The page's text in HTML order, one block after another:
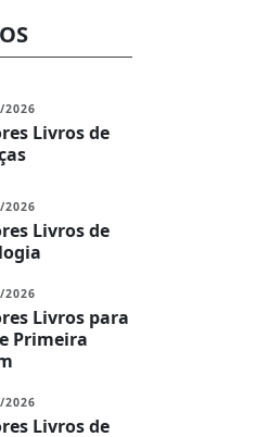
2026
Livros de
2026
Livros de
2026
Livros para
Primeira
2026
Livros de